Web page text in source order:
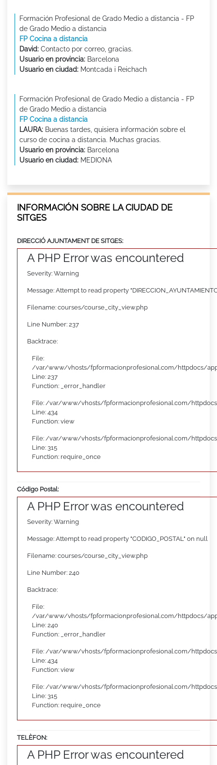
Formación Profesional de Grado Medio a distancia - FP
de Grado Medio a distancia
FP Cocina a distancia
David: Contacto por correo, gracias.
Usuario en provincia: Barcelona
Usuario en ciudad: Montcada i Reichach
Formación Profesional de Grado Medio a distancia - FP
de Grado Medio a distancia
FP Cocina a distancia
LAURA: Buenas tardes, quisiera información sobre el
curso de cocina a distancia. Muchas gracias.
Usuario en provincia: Barcelona
Usuario en ciudad: MEDIONA
INFORMACIÓN SOBRE LA CIUDAD DE
SITGES
DIRECCIÓ AJUNTAMENT DE SITGES:
A PHP Error was encountered
Severity: Warning
Message: Attempt to read property
Filename: courses/course_city_view.php
Line Number: 237
Backtrace:
File:
/var/www/vhosts/fpformacionprofesional.com/httpdocs/
Line: 237
Function: _error_handler
File: /var/www/vhosts/fpformacionprofesional.com/
Line: 434
Function: view
File: /var/www/vhosts/fpformacionprofesional.com/
Line: 315
Function: require_once
Código Postal:
A PHP Error was encountered
Severity: Warning
Message: Attempt to read property "CODIGO_POSTAL" on null
Filename: courses/course_city_view.php
Line Number: 240
Backtrace:
File:
/var/www/vhosts/fpformacionprofesional.com/httpdocs/
Line: 240
Function: _error_handler
File: /var/www/vhosts/fpformacionprofesional.com/
Line: 434
Function: view
File: /var/www/vhosts/fpformacionprofesional.com/
Line: 315
Function: require_once
TELÈFON:
A PHP Error was encountered